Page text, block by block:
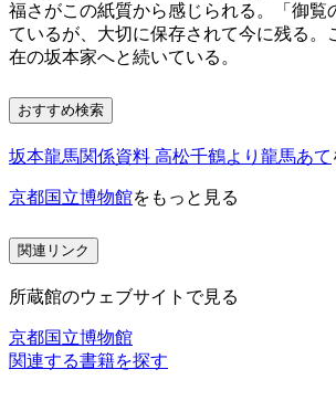
福さがこの紙質から感じられる。「御覧
ているが、大切に保存されて今に残る。
在の坂本家へと続いている。
おすすめ検索
坂本龍馬関係資料 高松千鶴より龍馬あて
京都国立博物館をもっと見る
関連リンク
所蔵館のウェブサイトで見る
京都国立博物館
関連する書籍を探す